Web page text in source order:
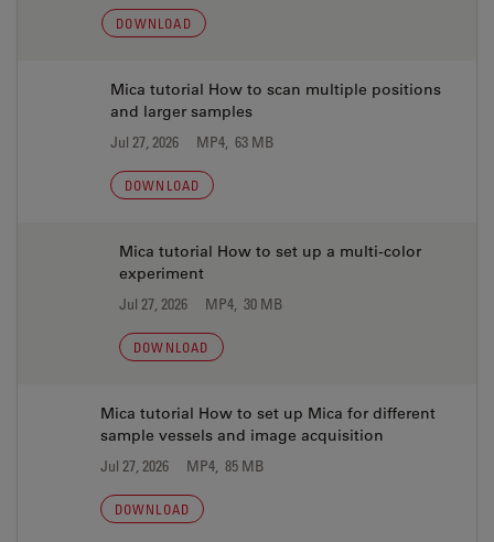
DOWNLOAD
Mica tutorial How to scan multiple positions
and larger samples
Jul 27, 2026 MP4, 63 MB
DOWNLOAD
Mica tutorial How to set up a multi-color
experiment
Jul 27, 2026 MP4, 30 MB
DOWNLOAD
Mica tutorial How to set up Mica for different
sample vessels and image acquisition
Jul 27, 2026 MP4, 85 MB
DOWNLOAD